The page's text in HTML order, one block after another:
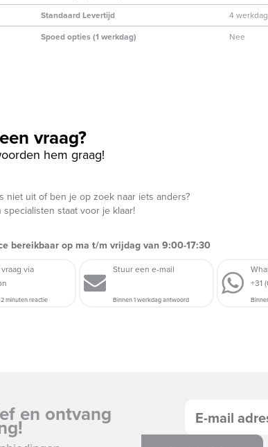
Standaard Levertijd
4
Spoed opties (1 werkdag) Nee
vraag?
hem graag!
niet uit of ben je op zoek naar iets anders?
specialisten staat voor je klaar!
bereikbaar op ma t/m vrijdag van 9:00-17:30
via
minuten reactie
Stuur een e-mail
Binnen 1 werkdag antwoord
+31
en ontvang